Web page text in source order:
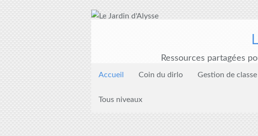
Ressources partagées
Accueil Coin du dirlo Gestion de classe
Tous niveaux